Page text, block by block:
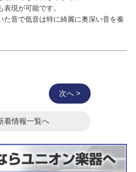
現が可能です。
た音で低音は特に綺麗に奥深い音を奏
次へ >
着情報一覧へ